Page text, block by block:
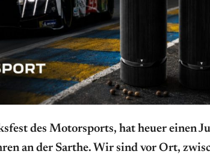
des Motorsports, hat heuer einen
an der Sarthe. Wir sind vor Ort,